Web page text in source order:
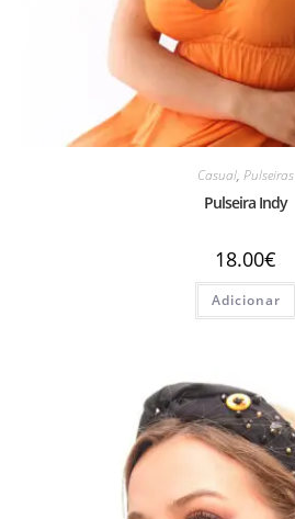
Casual, Pulseiras
Pulseira Indy
18.00€
Adicionar